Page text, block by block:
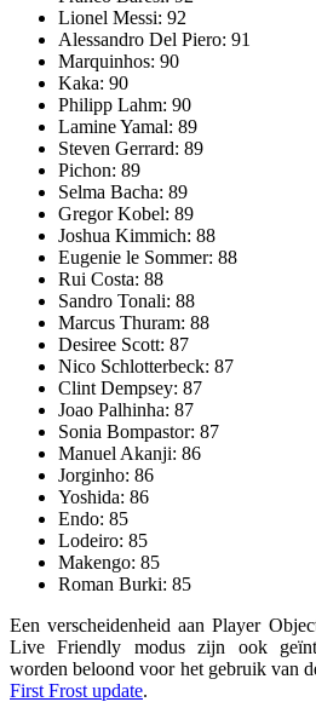
Lionel Messi: 92
Alessandro Del Piero: 91
Marquinhos: 90
Kaka: 90
Philipp Lahm: 90
Lamine Yamal: 89
Steven Gerrard: 89
Pichon: 89
Selma Bacha: 89
Gregor Kobel: 89
Joshua Kimmich: 88
Eugenie le Sommer: 88
Rui Costa: 88
Sandro Tonali: 88
Marcus Thuram: 88
Desiree Scott: 87
Nico Schlotterbeck: 87
Clint Dempsey: 87
Joao Palhinha: 87
Sonia Bompastor: 87
Manuel Akanji: 86
Jorginho: 86
Yoshida: 86
Endo: 85
Lodeiro: 85
Makengo: 85
Roman Burki: 85
Een verscheidenheid aan Player
Live Friendly modus zijn ook
worden beloond voor het gebruik van
First Frost update.